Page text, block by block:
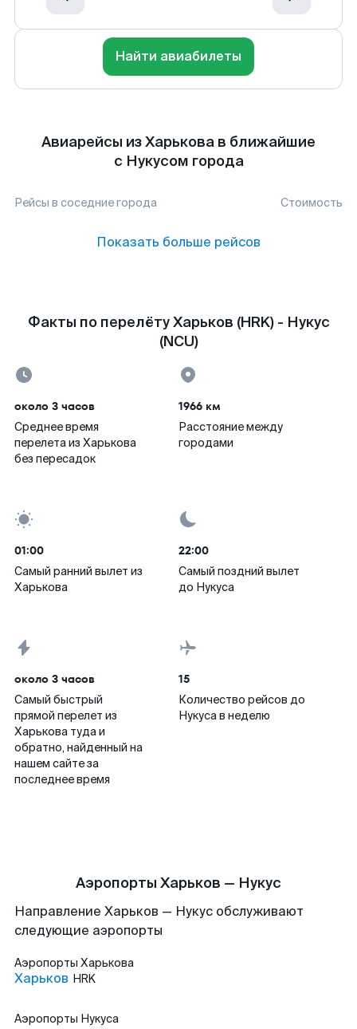
Найти авиабилеты
Авиарейсы из Харькова в ближайшие
с Нукусом города
Рейсы в соседние города Стоимость
Показать больше рейсов
Факты по перелёту Харьков (HRK) - Нукус
(NCU)
около 3 часов
Среднее время
перелета из Харькова
без пересадок
1966 км
Расстояние между
городами
01:00
Самый ранний вылет из
Харькова
22:00
Самый поздний вылет
до Нукуса
около 3 часов
Самый быстрый
прямой перелет из
Харькова туда и
обратно, найденный на
нашем сайте за
последнее время
15
Количество рейсов до
Нукуса в неделю
Аэропорты Харьков — Нукус
Направление Харьков — Нукус обслуживают
следующие аэропорты
Аэропорты Харькова
Харьков HRK
Аэропорты Нукуса